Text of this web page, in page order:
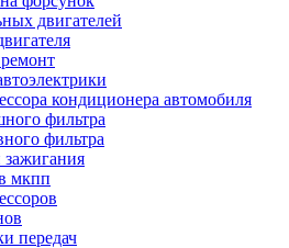
двигателей
кондиционера автомобиля
фильтра
фильтра
зажигания
мкпп
передач